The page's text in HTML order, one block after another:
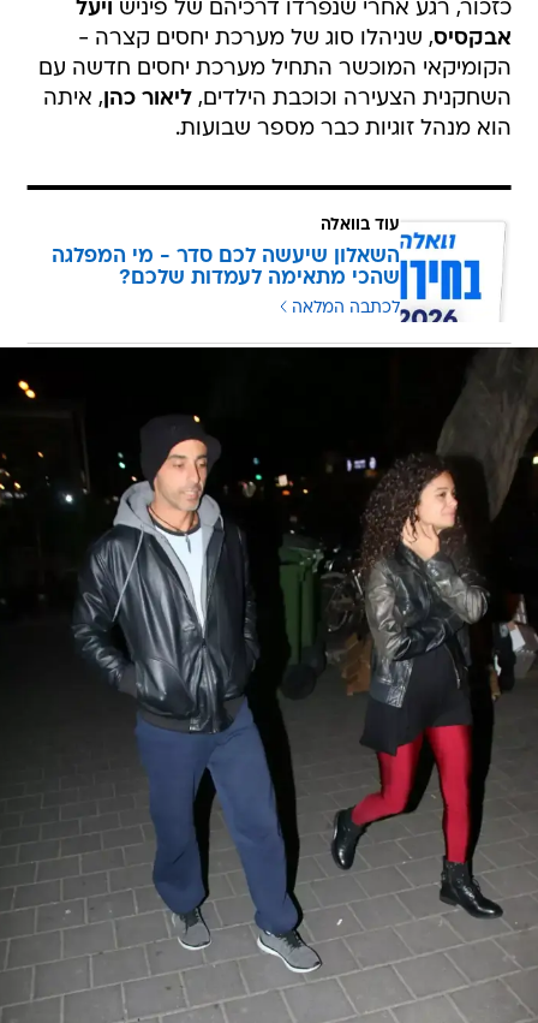
כזכור, רגע אחרי שנפרדו דרכיהם של פיניש ויעל
אבקסיס, שניהלו סוג של מערכת יחסים קצרה -
הקומיקאי המוכשר התחיל מערכת יחסים חדשה עם
השחקנית הצעירה וכוכבת הילדים,ליאור כהן, איתה
הוא מנהל זוגיות כבר מספר שבועות.
עוד בוואלה
השאלון שיעשה לכם סדר - מי המפלגה
שהכי מתאימה לעמדות שלכם?
לכתבה המלאה